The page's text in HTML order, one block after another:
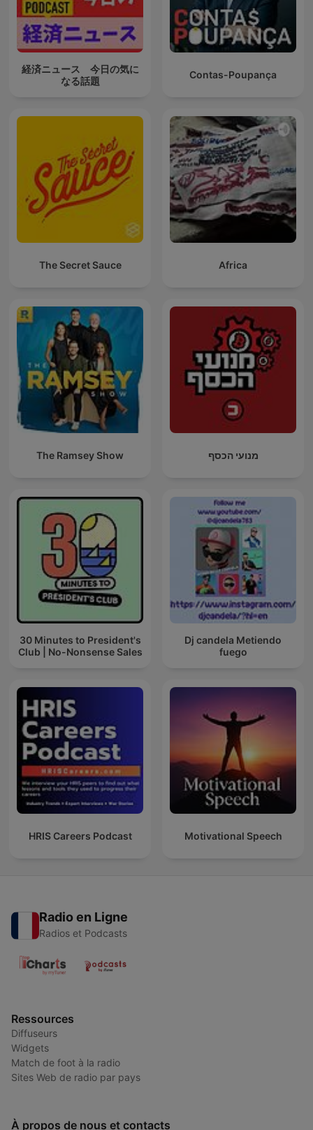
経済ニュース 今日の気に
なる話題
Contas-Poupança
The Secret Sauce Africa
The Ramsey Show מנועי הכסף
30 Minutes to President's
Club | No-Nonsense Sales
Dj candela Metiendo
fuego
HRIS Careers Podcast Motivational Speech
Radio en Ligne
Radios et Podcasts
Ressources
Diffuseurs
Widgets
Match de foot à la radio
Sites Web de radio par pays
À propos de nous et contacts